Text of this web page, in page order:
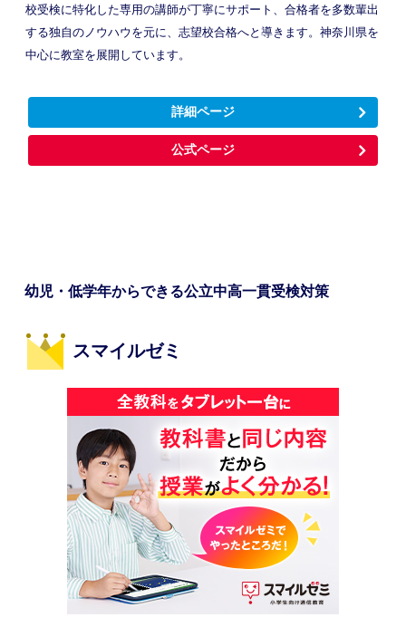
校受検に特化した専用の講師が丁寧にサポート、合格者を多数輩出
する独自のノウハウを元に、志望校合格へと導きます。神奈川県を
中心に教室を展開しています。
詳細ページ
公式ページ
幼児・低学年からできる公立中高一貫受検対策
スマイルゼミ